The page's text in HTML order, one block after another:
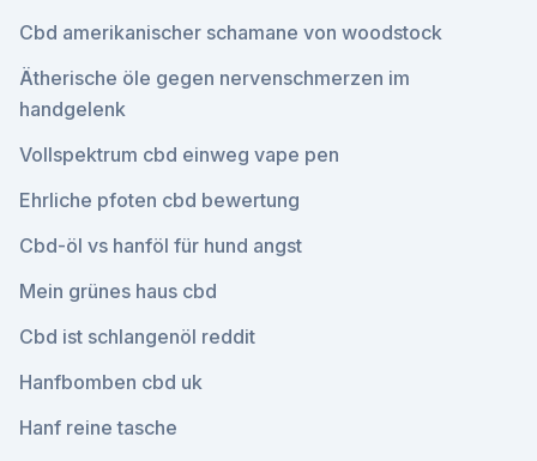
Cbd amerikanischer schamane von woodstock
Ätherische öle gegen nervenschmerzen im
handgelenk
Vollspektrum cbd einweg vape pen
Ehrliche pfoten cbd bewertung
Cbd-öl vs hanföl für hund angst
Mein grünes haus cbd
Cbd ist schlangenöl reddit
Hanfbomben cbd uk
Hanf reine tasche